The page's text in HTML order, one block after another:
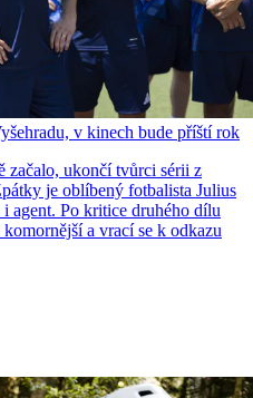
v kinech bude příští rok
začalo, ukončí tvůrci sérii z
je oblíbený fotbalista Julius
agent. Po kritice druhého dílu
a vrací se k odkazu